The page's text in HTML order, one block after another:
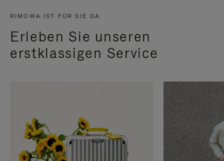
RIMOWA IST FÜR SIE DA
Erleben Sie unseren
erstklassigen Service